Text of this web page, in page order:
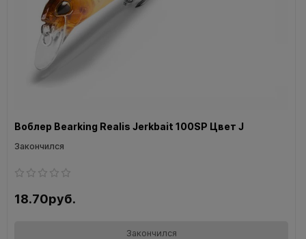
Воблер Bearking Realis Jerkbait 100SP Цвет J
Закончился
18.70руб.
Закончился